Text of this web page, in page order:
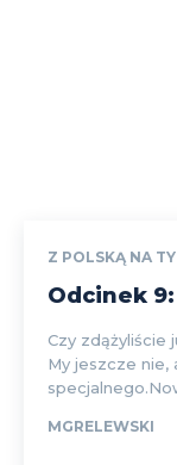
Z POLSKĄ NA TY
Odcinek
Czy zdążyliście
My jeszcze nie,
MGRELEWSKI